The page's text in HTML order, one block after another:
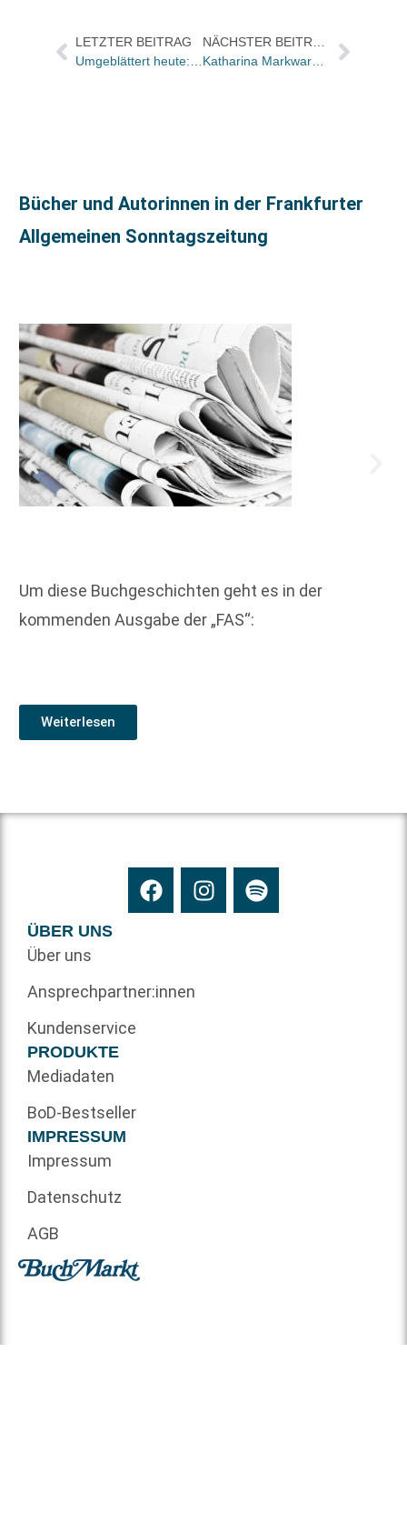
LETZTER BEITRAG
Bücher und Autorinnen in der Frankfurter
Allgemeinen Sonntagszeitung
Um diese Buchgeschichten geht es in der
kommenden Ausgabe der „FAS“:
Weiterlesen
ÜBER UNS
Über uns
Ansprechpartner:innen
Kundenservice
PRODUKTE
Mediadaten
BoD-Bestseller
IMPRESSUM
Impressum
Datenschutz
AGB